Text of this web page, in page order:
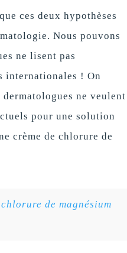
ces deux hypothèses
Nous pouvons
ne lisent pas
internationales ! On
ne veulent
pour une solution
crème de chlorure de
de magnésium